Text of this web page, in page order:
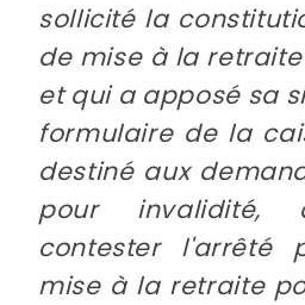
sollicité la
de mise à la
et qui a apposé sa
formulaire de la
destiné aux
pour
contester l'arrêté
mise à la retraite